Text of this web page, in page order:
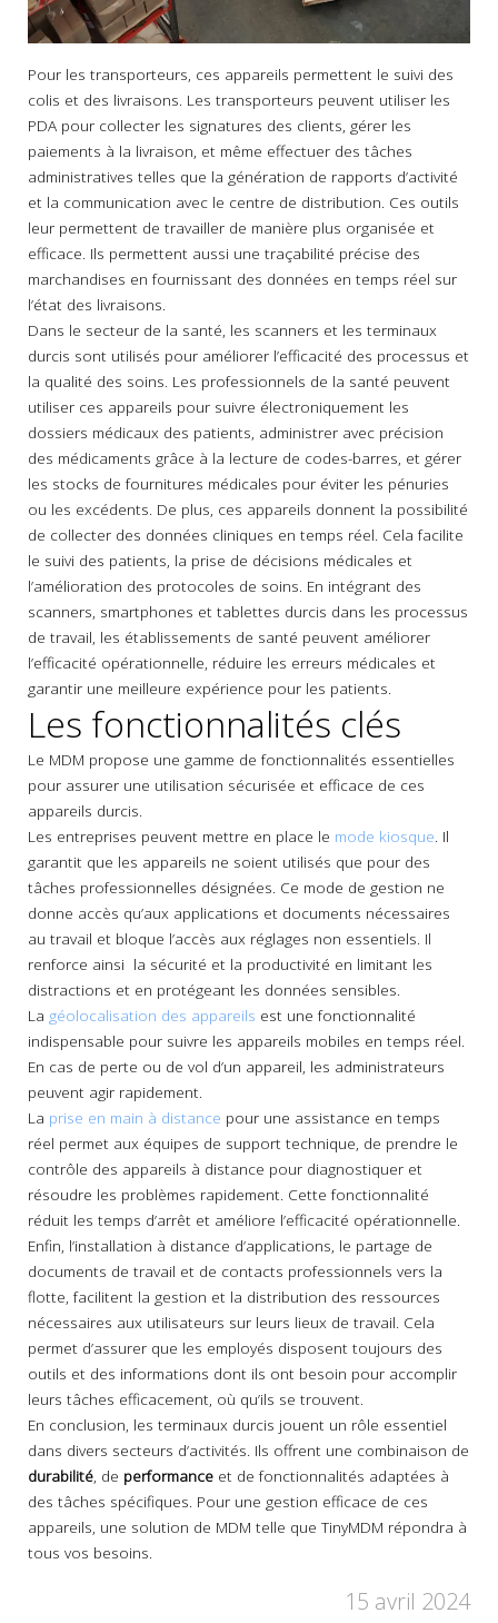
Pour les transporteurs, ces appareils permettent le suivi des
colis et des livraisons. Les transporteurs peuvent utiliser les
PDA pour collecter les signatures des clients, gérer les
paiements à la livraison, et même effectuer des tâches
administratives telles que la génération de rapports d’activité
et la communication avec le centre de distribution. Ces outils
leur permettent de travailler de manière plus organisée et
efficace. Ils permettent aussi une traçabilité précise des
marchandises en fournissant des données en temps réel sur
l’état des livraisons.
Dans le secteur de la santé, les scanners et les terminaux
durcis sont utilisés pour améliorer l’efficacité des processus et
la qualité des soins. Les professionnels de la santé peuvent
utiliser ces appareils pour suivre électroniquement les
dossiers médicaux des patients, administrer avec précision
des médicaments grâce à la lecture de codes-barres, et gérer
les stocks de fournitures médicales pour éviter les pénuries
ou les excédents. De plus, ces appareils donnent la possibilité
de collecter des données cliniques en temps réel. Cela facilite
le suivi des patients, la prise de décisions médicales et
l’amélioration des protocoles de soins. En intégrant des
scanners, smartphones et tablettes durcis dans les processus
de travail, les établissements de santé peuvent améliorer
l’efficacité opérationnelle, réduire les erreurs médicales et
garantir une meilleure expérience pour les patients.
Les fonctionnalités clés
Le MDM propose une gamme de fonctionnalités essentielles
pour assurer une utilisation sécurisée et efficace de ces
appareils durcis.
Les entreprises peuvent mettre en place le mode kiosque. Il
garantit que les appareils ne soient utilisés que pour des
tâches professionnelles désignées. Ce mode de gestion ne
donne accès qu’aux applications et documents nécessaires
au travail et bloque l’accès aux réglages non essentiels. Il
renforce ainsi la sécurité et la productivité en limitant les
distractions et en protégeant les données sensibles.
La géolocalisation des appareils est une fonctionnalité
indispensable pour suivre les appareils mobiles en temps réel.
En cas de perte ou de vol d’un appareil, les administrateurs
peuvent agir rapidement.
La prise en main à distance pour une assistance en temps
réel permet aux équipes de support technique, de prendre le
contrôle des appareils à distance pour diagnostiquer et
résoudre les problèmes rapidement. Cette fonctionnalité
réduit les temps d’arrêt et améliore l’efficacité opérationnelle.
Enfin, l’installation à distance d’applications, le partage de
documents de travail et de contacts professionnels vers la
flotte, facilitent la gestion et la distribution des ressources
nécessaires aux utilisateurs sur leurs lieux de travail. Cela
permet d’assurer que les employés disposent toujours des
outils et des informations dont ils ont besoin pour accomplir
leurs tâches efficacement, où qu’ils se trouvent.
En conclusion, les terminaux durcis jouent un rôle essentiel
dans divers secteurs d’activités. Ils offrent une combinaison de
durabilité, de performance et de fonctionnalités adaptées à
des tâches spécifiques. Pour une gestion efficace de ces
appareils, une solution de MDM telle que TinyMDM répondra à
tous vos besoins.
15 avril 2024